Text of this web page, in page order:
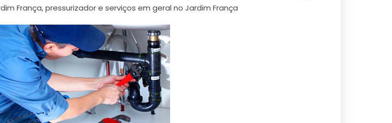
França, pressurizador e serviços em geral no Jardim França